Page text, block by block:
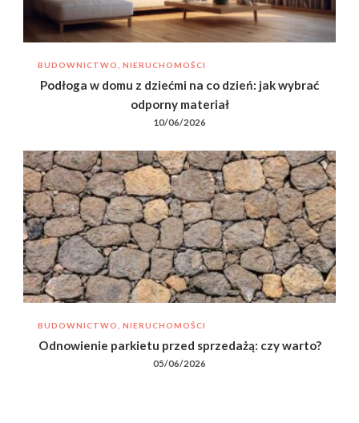
BUDOWNICTWO, NIERUCHOMOŚCI
Podłoga w domu z dziećmi na co dzień: jak wybrać
odporny materiał
10/06/2026
BUDOWNICTWO, NIERUCHOMOŚCI
Odnowienie parkietu przed sprzedażą: czy warto?
05/06/2026